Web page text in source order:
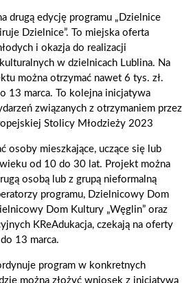
drugą edycję programu „Dzielnice
Dzielnice”. To miejska oferta
i okazja do realizacji
w dzielnicach Lublina. Na
można otrzymać nawet 6 tys. zł.
13 marca. To kolejna inicjatywa
związanych z otrzymaniem przez
Stolicy Młodzieży 2023
osoby mieszkające, uczące się lub
od 10 do 30 lat. Projekt można
osobą lub z grupą nieformalną
programu, Dzielnicowy Dom
Dom Kultury „Węglin” oraz
KReAdukacja, czekają na oferty
13 marca.
program w konkretnych
można złożyć wniosek z inicjatywą